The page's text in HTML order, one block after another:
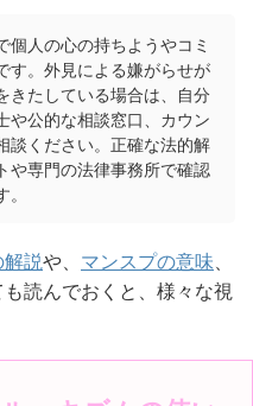
個人の心の持ちようやコミ
す。外見による嫌がらせが
きたしている場合は、自分
や公的な相談窓口、カウン
談ください。正確な法的解
や専門の法律事務所で確認
解説や、 マンスプの意味、
も読んでおくと、様々な視